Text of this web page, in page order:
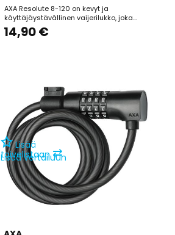
AXA Resolute 8-120 on kevyt ja
käyttäjäystävällinen vaijerilukko, joka
soveltuu erityisesti lastenpyörien
lyhytaikaiseen lukitsemiseen alueilla,
14,90 €
Lisää
toivelistaan ⇄
Lisää vertailuun